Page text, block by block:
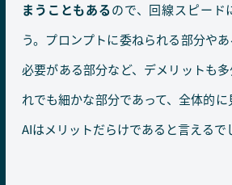
まうこともあるので、回線スピード
う。プロンプトに委ねられる部分や
必要がある部分など、デメリットも
れでも細かな部分であって、全体的
AIはメリットだらけであると言えるで